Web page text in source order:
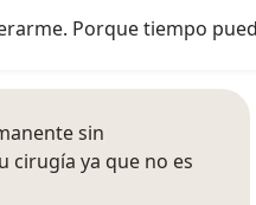
Porque tiempo
sin
cirugía ya que no es